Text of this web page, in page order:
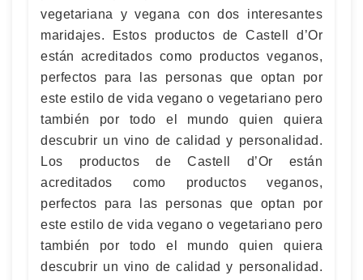
vegetariana y vegana con dos interesantes
maridajes. Estos productos de Castell d’Or
están acreditados como productos veganos,
perfectos para las personas que optan por
este estilo de vida vegano o vegetariano pero
también por todo el mundo quien quiera
descubrir un vino de calidad y personalidad.
Los productos de Castell d’Or están
acreditados como productos veganos,
perfectos para las personas que optan por
este estilo de vida vegano o vegetariano pero
también por todo el mundo quien quiera
descubrir un vino de calidad y personalidad.